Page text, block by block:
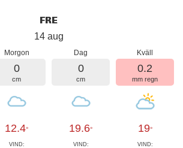
FRE
14 aug
Morgon
0
cm
12.4°
VIND:
Dag
0
cm
19.6°
VIND:
Kväll
0.2
mm regn
19°
VIND: